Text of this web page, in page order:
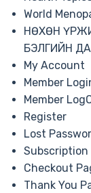
World
НӨХӨН
БЭЛГИЙН
My Account
Member
Member
Register
Lost
Subscription
Checkout
Thank You